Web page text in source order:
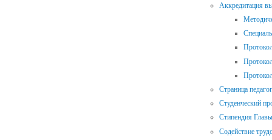
Аккредитация
Страница
Студенческий
Стипендия
Содействие